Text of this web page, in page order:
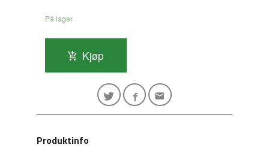
På lager
Kjøp
Produktinfo